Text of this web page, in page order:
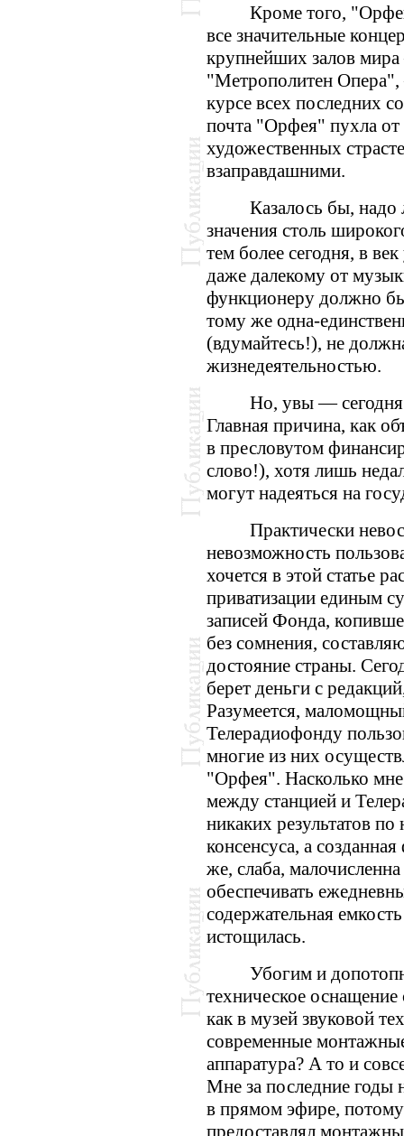
Кроме того,
все значительные
крупнейших залов
"Метрополитен
курсе всех последних
почта "Орфея" пухла от
художественных
взаправдашними.
Казалось бы, надо
значения столь
тем более сегодня, в
даже далекому от
функционеру должно
тому же одна-
(вдумайтесь!), не
жизнедеятельностью.
Но, увы —
Главная причина, как
в пресловутом
слово!), хотя лишь
могут надеяться на
Практически
невозможность
хочется в этой статье
приватизации единым
записей Фонда,
без сомнения,
достояние страны.
берет деньги с
Разумеется,
Телерадиофонду
многие из них
"Орфея". Насколько
между станцией и
никаких результатов
консенсуса, а
же, слаба,
обеспечивать
содержательная
истощилась.
Убогим и
техническое
как в музей звуковой
современные
аппаратура? А то и
Мне за последние годы
в прямом эфире,
предоставлял